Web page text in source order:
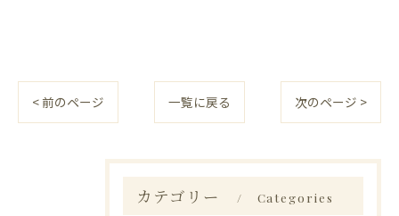
< 前のページ 一覧に戻る 次のページ >
カテゴリー Categories